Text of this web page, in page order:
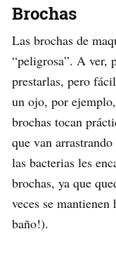
Brochas
Las brochas de
“peligrosa”. A ver,
prestarlas, pero
un ojo, por
brochas tocan
que van
las bacterias les
brochas, ya que
veces se mantienen
baño!).